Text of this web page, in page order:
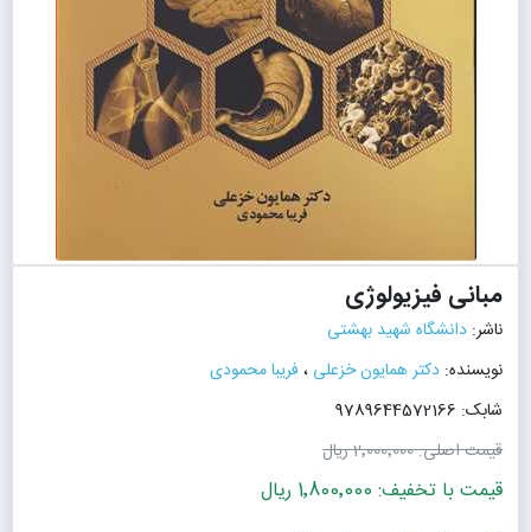
مبانی فیزیولوژی
ناشر: دانشگاه شهید بهشتی
نویسنده: دکتر همایون خزعلی ، فریبا محمودی
شابک: 9789644572166
قیمت اصلی:2٬000٬000 ریال
قیمت با تخفیف: 1٬800٬000 ریال